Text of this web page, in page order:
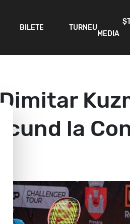
BILETE TURNEU
MEDIA
la